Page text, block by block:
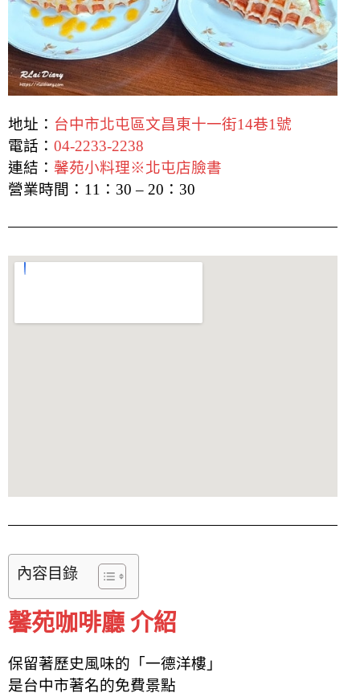
地址： 台中市北屯區文昌東十一街14巷1號
電話： 04-2233-2238
連結： 馨苑小料理※北屯店臉書
營業時間：11：30 – 20：30
內容目錄
馨苑咖啡廳 介紹
保留著歷史風味的「一德洋樓」
是台中市著名的免費景點